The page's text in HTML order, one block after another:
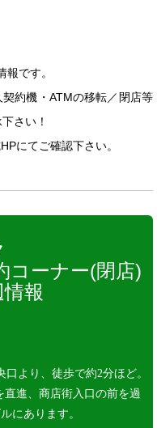
です。
約機・ATMの移転／閉店等
さい！
にてご確認下さい。
コーナー(閉店)
報
より、徒歩で約2分ほど。
直進、商店街入口の前を過
にあります。